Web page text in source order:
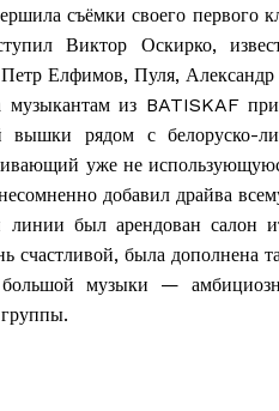
съёмки своего первого
Виктор Оскирко,
Елфимов, Пуля, Александр
музыкантам из BATISKAF
вышки рядом с белоруско-
уже не
добавил драйва
был арендован салон
счастливой, была дополнена
музыки —